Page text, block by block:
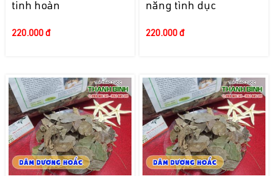
tinh hoàn
220.000 đ
năng tình dục
220.000 đ